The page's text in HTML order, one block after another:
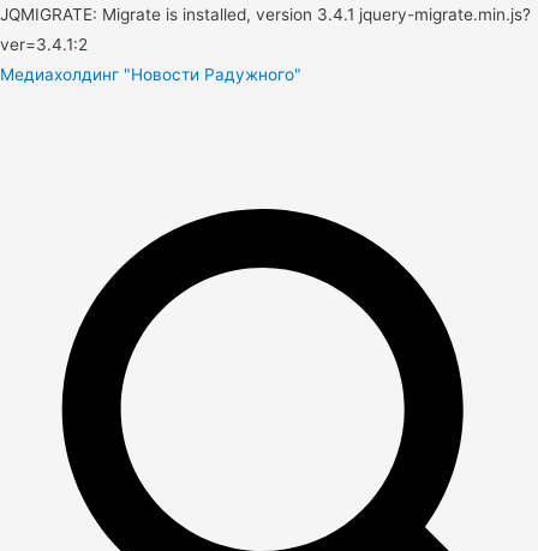
JQMIGRATE: Migrate is installed, version 3.4.1 jquery-migrate.min.js?
ver=3.4.1:2
Медиахолдинг "Новости Радужного"